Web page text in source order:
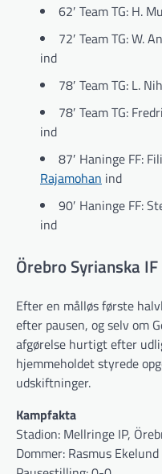
62′ Team TG: H.
72′ Team TG: W.
ind
78′ Team TG: L.
78′ Team TG:
ind
87′ Haninge FF:
Rajamohan ind
90′ Haninge FF:
ind
Örebro Syrianska
Efter en målløs første
efter pausen, og selv om
afgørelse hurtigt efter
hjemmeholdet styrede
udskiftninger.
Kampfakta
Stadion: Mellringe IP,
Dommer: Rasmus Ekelund